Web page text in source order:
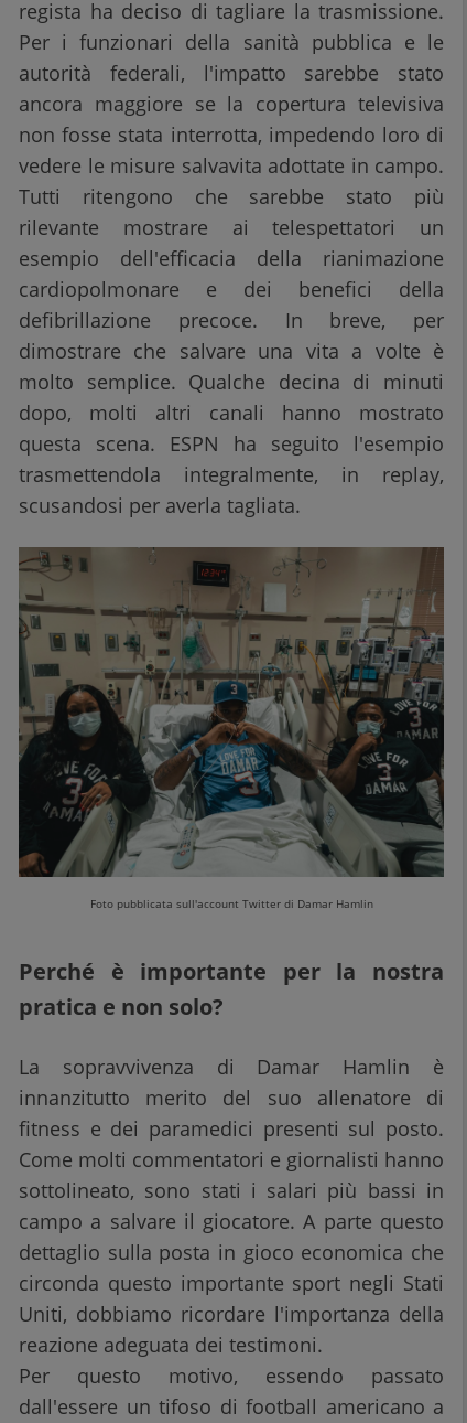
regista ha deciso di tagliare la trasmissione.
Per i funzionari della sanità pubblica e le
autorità federali, l'impatto sarebbe stato
ancora maggiore se la copertura televisiva
non fosse stata interrotta, impedendo loro di
vedere le misure salvavita adottate in campo.
Tutti ritengono che sarebbe stato più
rilevante mostrare ai telespettatori un
esempio dell'efficacia della rianimazione
cardiopolmonare e dei benefici della
defibrillazione precoce. In breve, per
dimostrare che salvare una vita a volte è
molto semplice. Qualche decina di minuti
dopo, molti altri canali hanno mostrato
questa scena. ESPN ha seguito l'esempio
trasmettendola integralmente, in replay,
scusandosi per averla tagliata.
Foto pubblicata sull'account Twitter di Damar Hamlin
Perché è importante per la nostra
pratica e non solo?
La sopravvivenza di Damar Hamlin è
innanzitutto merito del suo allenatore di
fitness e dei paramedici presenti sul posto.
Come molti commentatori e giornalisti hanno
sottolineato, sono stati i salari più bassi in
campo a salvare il giocatore. A parte questo
dettaglio sulla posta in gioco economica che
circonda questo importante sport negli Stati
Uniti, dobbiamo ricordare l'importanza della
reazione adeguata dei testimoni.
Per questo motivo, essendo passato
dall'essere un tifoso di football americano a